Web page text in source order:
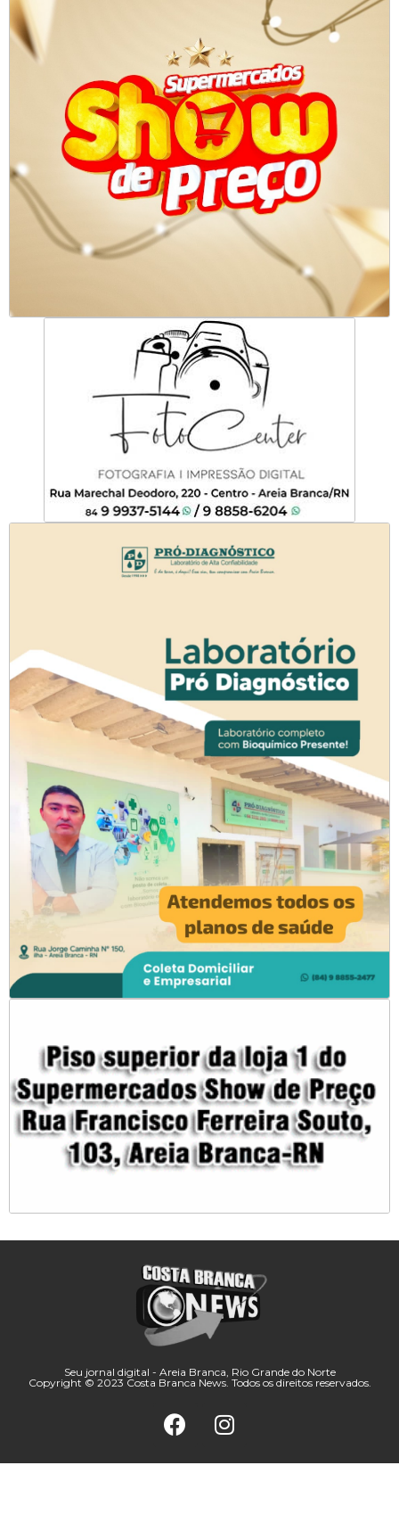
Seu jornal digital - Areia Branca, Rio Grande do Norte
Copyright © 2023 Costa Branca News. Todos os direitos reservados.